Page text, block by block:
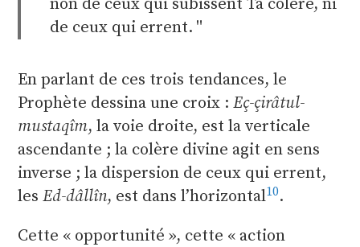
de ceux qui errent.
En parlant de ces trois tendances, le
Prophète dessina une croix : Eç-çirâtul-
mustaqîm, la voie droite, est la verticale
ascendante ; la colère divine agit en sens
inverse ; la dispersion de ceux qui errent,
les Ed-dâllîn, est dans l’horizontal10.
Cette « opportunité », cette « action